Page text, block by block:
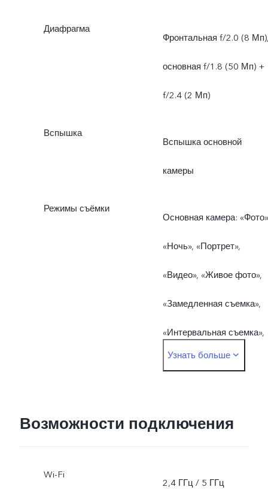
Диафрагма
Фронтальная f/2.0 (8
основная f/1.8 (50 Мп) +
f/2.4 (2 Мп)
Вспышка
Вспышка основной
камеры
Режимы съёмки
Основная камера:
«Ночь», «Портрет»,
«Видео», «Живое фото»,
«Замедленная съемка»,
«Интервальная съемка»,
«Режим Pro»,
«Двухоконный
Узнать больше
Возможности подключения
Wi-Fi
2,4 ГГц / 5 ГГц